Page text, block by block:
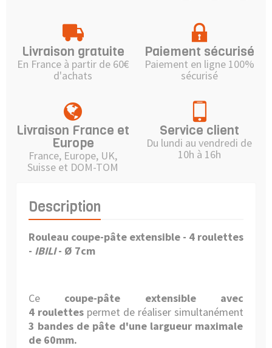
Livraison gratuite
En France à partir de 60€
d'achats
Paiement sécurisé
Paiement en ligne 100%
sécurisé
Livraison France et
Europe
France, Europe, UK,
Suisse et DOM-TOM
Service client
Du lundi au vendredi de
10h à 16h
Description
Rouleau coupe-pâte extensible - 4 roulettes
- IBILI- Ø 7cm
Ce coupe-pâte extensible avec
4 roulettes permet de réaliser simultanément
3 bandes de pâte d'une largueur maximale
de 60mm.